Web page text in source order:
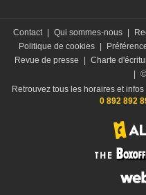
Contact Qui sommes-nous
Politique de cookies
Revue de presse
Charte
Retrouvez tous les horaires et
0 892 892